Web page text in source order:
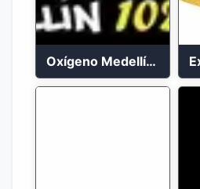
Oxígeno Medellín 90.9 FM en vivo